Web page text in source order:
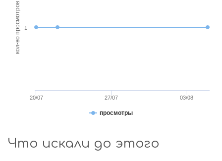
кол-во просмотров
просмотры
20/07 03/08
27/07
1
Что искали до этого